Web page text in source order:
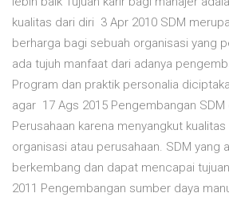
kualitas dari diri 3 Apr 2010 SDM
berharga bagi sebuah organisasi yang
ada tujuh manfaat dari adanya
Program dan praktik personalia
agar 17 Ags 2015 Pengembangan SDM
Perusahaan karena menyangkut
organisasi atau perusahaan. SDM yang
berkembang dan dapat mencapai
2011 Pengembangan sumber daya